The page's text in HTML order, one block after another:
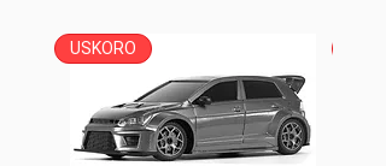
USKORO